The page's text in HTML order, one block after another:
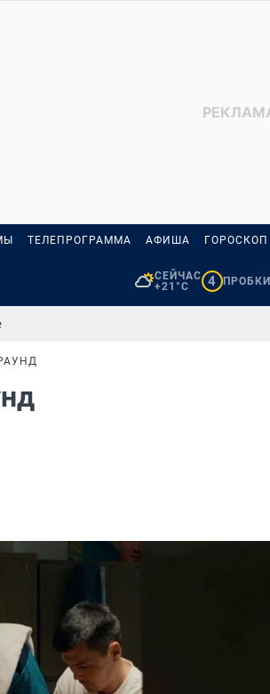
ТЕЛЕПРОГРАММА АФИША ГОРОСКОП
СЕЙЧАС
+21°C
4 ПРОБКИ